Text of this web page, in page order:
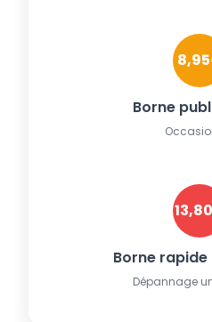
Borne
Borne
Dépannage